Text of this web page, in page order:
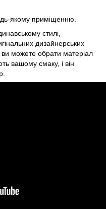
якому приміщенню.
стилі,
дизайнерських
можете обрати матеріал
вашому смаку, і він